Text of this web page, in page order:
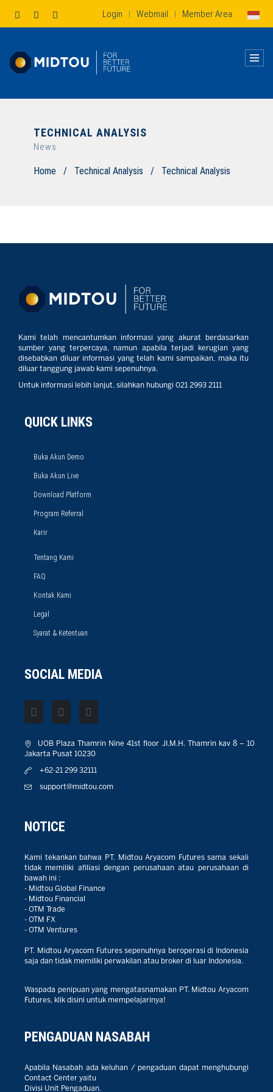
Login | Webmail | Member Area
TECHNICAL ANALYSIS
News
Home / Technical Analysis / Technical Analysis
Kami telah mencantumkan informasi yang akurat berdasarkan
sumber yang terpercaya, namun apabila terjadi kerugian yang
disebabkan diluar informasi yang telah kami sampaikan, maka itu
diluar tanggung jawab kami sepenuhnya.
Untuk informasi lebih lanjut, silahkan hubungi 021 2993 2111
QUICK LINKS
Buka Akun Demo
Buka Akun Live
Download Platform
Program Referral
Karir
Tentang Kami
FAQ
Kontak Kami
Legal
Syarat & Ketentuan
SOCIAL MEDIA
UOB Plaza Thamrin Nine 41st floor JI.M.H. Thamrin kav 8 – 10
Jakarta Pusat 10230
+62-21 299 32111
support@midtou.com
NOTICE
Kami tekankan bahwa PT. Midtou Aryacom Futures sama sekali
tidak memiliki afiliasi dengan perusahaan atau perusahaan di
bawah ini :
- Midtou Global Finance
- Midtou Financial
- OTM Trade
- OTM FX
- OTM Ventures
PT. Midtou Aryacom Futures sepenuhnya beroperasi di Indonesia
saja dan tidak memiliki perwakilan atau broker di luar Indonesia.
Waspada penipuan yang mengatasnamakan PT. Midtou Aryacom
Futures, klik disini untuk mempelajarinya!
PENGADUAN NASABAH
Apabila Nasabah ada keluhan / pengaduan dapat menghubungi
Contact Center yaitu
Divisi Unit Pengaduan.